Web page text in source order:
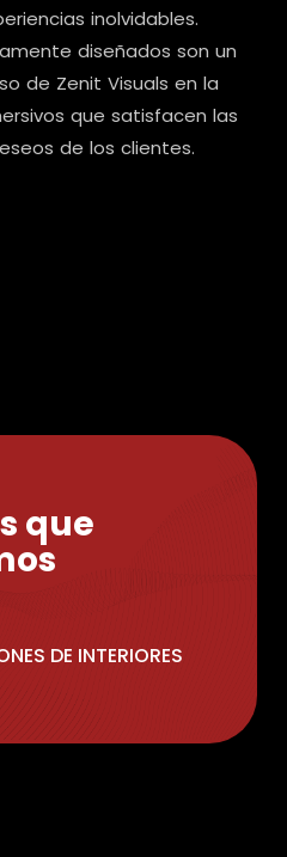
inolvidables.
diseñados son un
de Zenit Visuals en la
que satisfacen las
de los clientes.
que
DE INTERIORES